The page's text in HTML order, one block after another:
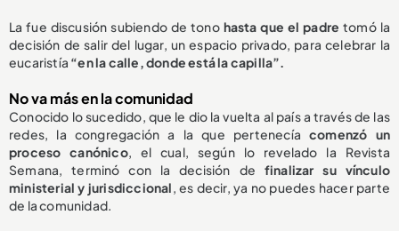
La fue discusión subiendo de tono hasta que el padre tomó la
decisión de salir del lugar, un espacio privado, para celebrar la
eucaristía “en la calle, donde está la capilla”.
No va más en la comunidad
Conocido lo sucedido, que le dio la vuelta al país a través de las
redes, la congregación a la que pertenecíacomenzó un
proceso canónico, el cual, según lo revelado la Revista
Semana, terminó con la decisión de finalizar su vínculo
ministerial y jurisdiccional, es decir, ya no puedes hacer parte
de la comunidad.